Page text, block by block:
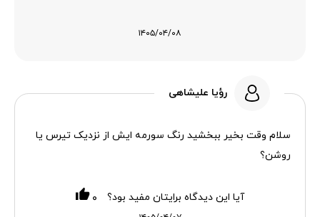
۱۴۰۵/۰۴/۰۸
رؤیا علیشاهی
سلام وقت بخیر ببخشید رنگ سورمه ایش از نزدیک تیرس یا
روشن؟
آیا این دیدگاه برایتان مفید بود؟ ۰